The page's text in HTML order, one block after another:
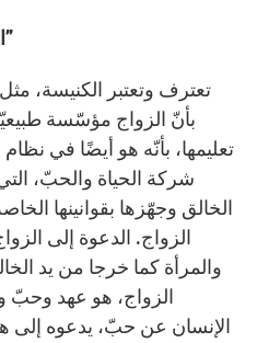
2- الزواج “شركة حبّ وحياة”
تعترف وتعتبر الكنيسة،
بأنّ الزواج مؤسّسة
تعليمها، بأنّه هو أيضًا في
شركة الحياة والحبّ،
الخالق وجهّزها بقوانينها
الزواج. الدعوة إلى
والمرأة كما خرجا من يد
الزواج، هو عهد وحبّ
الإنسان عن حبّ، يدعوه إلى